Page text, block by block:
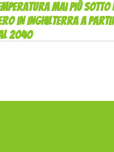
mai più sotto
in Inghilterra a
2040